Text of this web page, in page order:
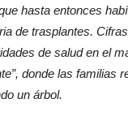
hasta entonces
de trasplantes.
de salud en el
donde las familias
un árbol.